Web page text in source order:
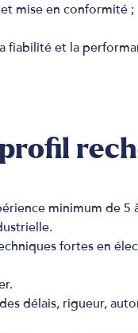
mise en conformité ;
fiabilité et la
minimum de 5
fortes en
délais, rigueur,